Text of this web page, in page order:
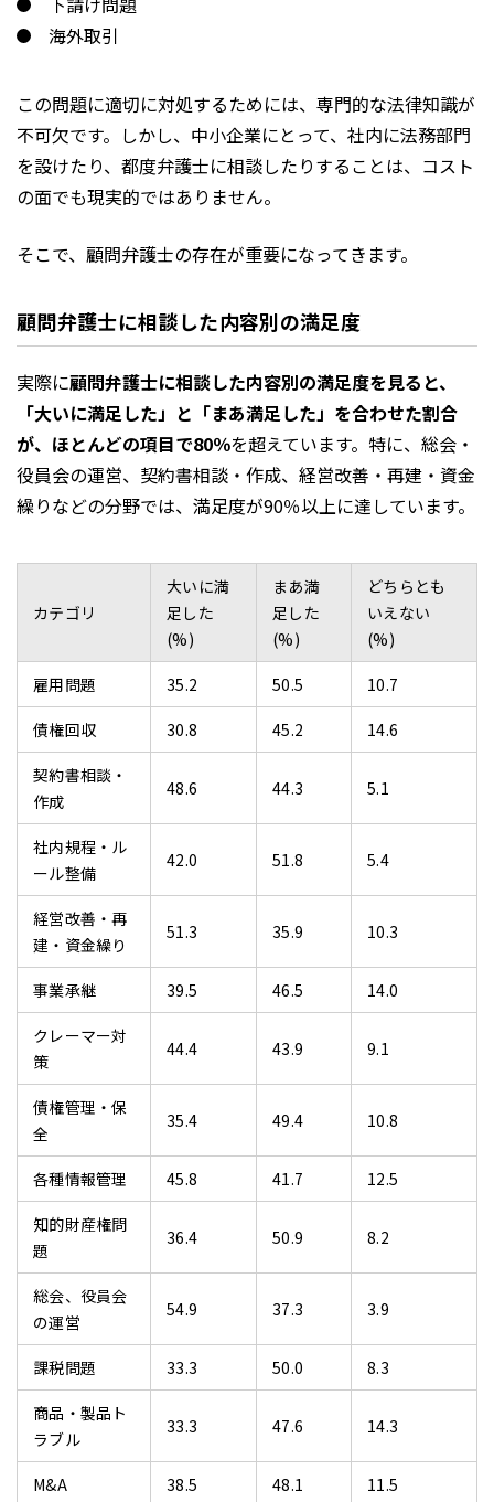
海外取引
この問題に適切に対処するためには、専門的な法律知識が
不可欠です。しかし、中小企業にとって、社内に法務部門
を設けたり、都度弁護士に相談したりすることは、コスト
の面でも現実的ではありません。
そこで、顧問弁護士の存在が重要になってきます。
顧問弁護士に相談した内容別の満足度
実際に顧問弁護士に相談した内容別の満足度を見ると、
「大いに満足した」と「まあ満足した」を合わせた割合
が、ほとんどの項目で80％を超えています。特に、総会・
役員会の運営、契約書相談・作成、経営改善・再建・資金
繰りなどの分野では、満足度が90％以上に達しています。
カテゴリ
大いに満
足した
(%)
まあ満
足した
(%)
どちらとも
いえない
(%)
雇用問題 35.2 50.5 10.7
債権回収 30.8 45.2 14.6
契約書相談・
作成
48.6 44.3 5.1
社内規程・ル
ール整備
42.0 51.8 5.4
経営改善・再
建・資金繰り
51.3 35.9 10.3
事業承継 39.5 46.5 14.0
クレーマー対
策
44.4 43.9 9.1
債権管理・保
全
35.4 49.4 10.8
各種情報管理 45.8 41.7 12.5
知的財産権問
題
36.4 50.9 8.2
総会、役員会
の運営
54.9 37.3 3.9
課税問題 33.3 50.0 8.3
商品・製品ト
ラブル
33.3 47.6 14.3
M&A 38.5 48.1 11.5